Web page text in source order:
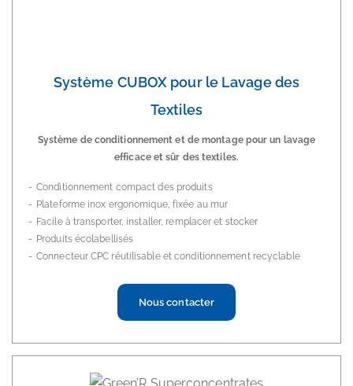
Système CUBOX pour le Lavage des
Textiles
Système de conditionnement et de montage pour un lavage
efficace et sûr des textiles.
Conditionnement compact des produits
Plateforme inox ergonomique, fixée au mur
Facile à transporter, installer, remplacer et stocker
Produits écolabellisés
Connecteur CPC réutilisable et conditionnement recyclable
Nous contacter